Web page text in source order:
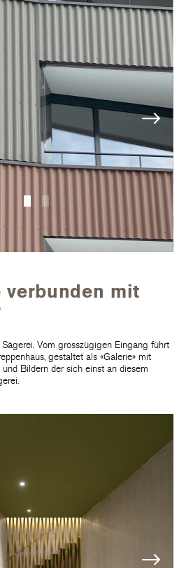
verbunden mit
Vom grosszügigen Eingang führt
gestaltet als «Galerie» mit
Bildern der sich einst an diesem